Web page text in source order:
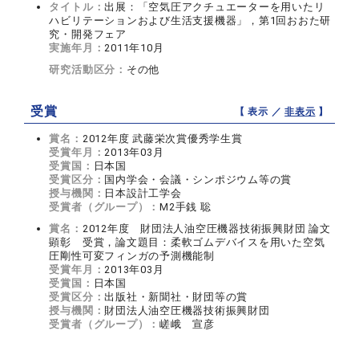
タイトル：出展：「空気圧アクチュエーターを用いたリ
ハビリテーションおよび生活支援機器」，第1回おおた研
究・開発フェア
実施年月：2011年10月
研究活動区分： その他
受賞 【 表示 ／非表示 】
賞名： 2012年度 武藤栄次賞優秀学生賞
受賞年月：2013年03月
受賞国： 日本国
受賞区分： 国内学会・会議・シンポジウム等の賞
授与機関： 日本設計工学会
受賞者（グループ）：M2手銭 聡
賞名： 2012年度 財団法人油空圧機器技術振興財団 論文
顕彰 受賞，論文題目：柔軟ゴムデバイスを用いた空気
圧剛性可変フィンガの予測機能制
受賞年月：2013年03月
受賞国： 日本国
受賞区分：出版社・新聞社・財団等の賞
授与機関： 財団法人油空圧機器技術振興財団
受賞者（グループ）：嵯峨 宣彦